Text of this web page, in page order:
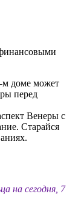
доме может
перед
Венеры с
Старайся
на сегодня, 7